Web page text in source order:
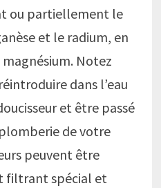
ou partiellement le
et le radium, en
Notez
dans l’eau
et être passé
de votre
peuvent être
filtrant spécial et